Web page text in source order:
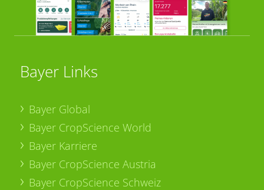
Bayer Links
Bayer Global
Bayer CropScience World
Bayer Karriere
Bayer CropScience Austria
Bayer CropScience Schweiz